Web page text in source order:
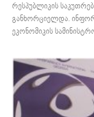
რესპუბლიკის
განხორციელდა.
ეკონომიკის